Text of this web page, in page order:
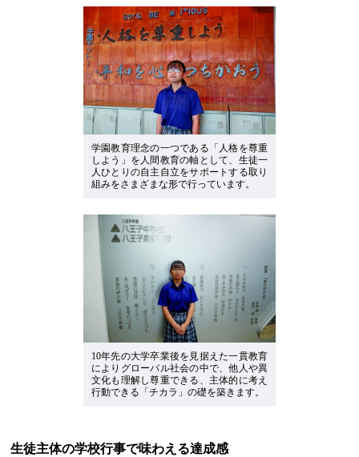
学園教育理念の一つである「人格を尊重
しよう」を人間教育の軸として、生徒一
人ひとりの自主自立をサポートする取り
組みをさまざまな形で行っています。
10年先の大学卒業後を見据えた一貫教育
によりグローバル社会の中で、他人や異
文化も理解し尊重できる、主体的に考え
行動できる「チカラ」の礎を築きます。
生徒主体の学校行事で味わえる達成感